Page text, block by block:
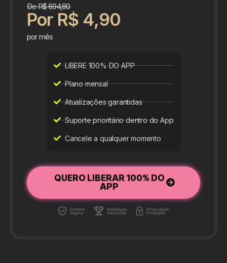
De R$ 694,80
Por R$ 4,90
por mês
LIBERE 100% DO APP
Plano mensal
Atualizações garantidas
Suporte prioritário dentro do App
Cancele a qualquer momento
QUERO LIBERAR 100% DO
APP